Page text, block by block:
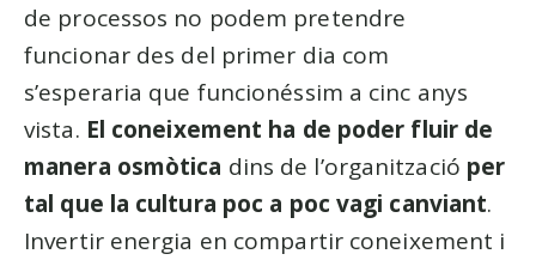
de processos no podem pretendre
funcionar des del primer dia com
s’esperaria que funcionéssim a cinc anys
vista. El coneixement ha de poder fluir de
manera osmòtica dins de l’organització per
tal que la cultura poc a poc vagi canviant.
Invertir energia en compartir coneixement i